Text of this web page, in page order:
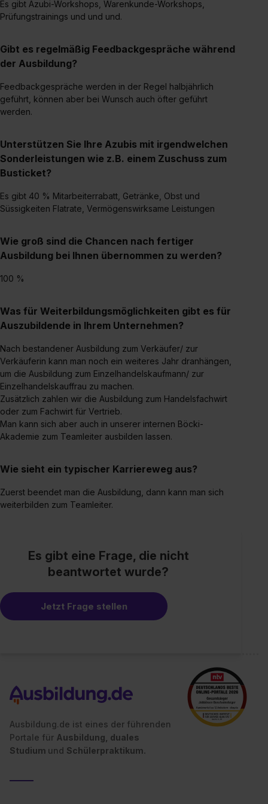
der Kategorien „Präferenzen“, „Statistiken“ und „Social
S. 1 lit. a) DS-GVO). Die USA verfügen über kein
angemessenes Datenschutzniveau (EuGH – Schrems
II). Du kannst die von dir erteilte Einwilligung jederzeit mit
Wirkung für die Zukunft ganz oder teilweise über unsere
Datenschutzerklärung unter dem Punkt „Datenschutz-
einzelnen Cookies findest du durch Klick auf „Details
zeigen“. Weitere Informationen:Datenschutzerklärung
Impressum
Es gibt Azubi-Workshops, Warenkunde-Workshops,
Prüfungstrainings und und und.
Gibt es regelmäßig Feedbackgespräche während
der Ausbildung?
Feedbackgespräche werden in der Regel halbjährlich
geführt, können aber bei Wunsch auch öfter geführt
werden.
Unterstützen Sie Ihre Azubis mit irgendwelchen
Sonderleistungen wie z.B. einem Zuschuss zum
Busticket?
Es gibt 40 % Mitarbeiterrabatt, Getränke, Obst und
Süssigkeiten Flatrate, Vermögenswirksame Leistungen
Wie groß sind die Chancen nach fertiger
Ausbildung bei Ihnen übernommen zu werden?
100 %
Was für Weiterbildungsmöglichkeiten gibt es für
Auszubildende in Ihrem Unternehmen?
Nach bestandener Ausbildung zum Verkäufer/ zur
Verkäuferin kann man noch ein weiteres Jahr dranhängen,
um die Ausbildung zum Einzelhandelskaufmann/ zur
Einzelhandelskauffrau zu machen.
Zusätzlich zahlen wir die Ausbildung zum Handelsfachwirt
oder zum Fachwirt für Vertrieb.
Man kann sich aber auch in unserer internen Böcki-
Akademie zum Teamleiter ausbilden lassen.
Wie sieht ein typischer Karriereweg aus?
Zuerst beendet man die Ausbildung, dann kann man sich
weiterbilden zum Teamleiter.
Es gibt eine Frage, die nicht
beantwortet wurde?
Jetzt Frage stellen
Ausbildung.de ist eines der führenden
Portale für Ausbildung, duales
Studium und Schülerpraktikum.